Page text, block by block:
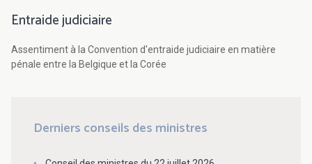
Entraide judiciaire
Assentiment à la Convention d'entraide judiciaire en matière
pénale entre la Belgique et la Corée
Derniers conseils des ministres